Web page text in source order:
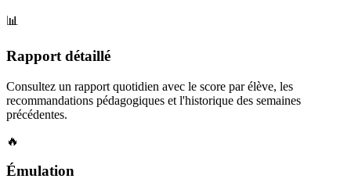
📊
Rapport détaillé
Consultez un rapport quotidien avec le score par élève, les
recommandations pédagogiques et l'historique des semaines
précédentes.
🔥
Émulation